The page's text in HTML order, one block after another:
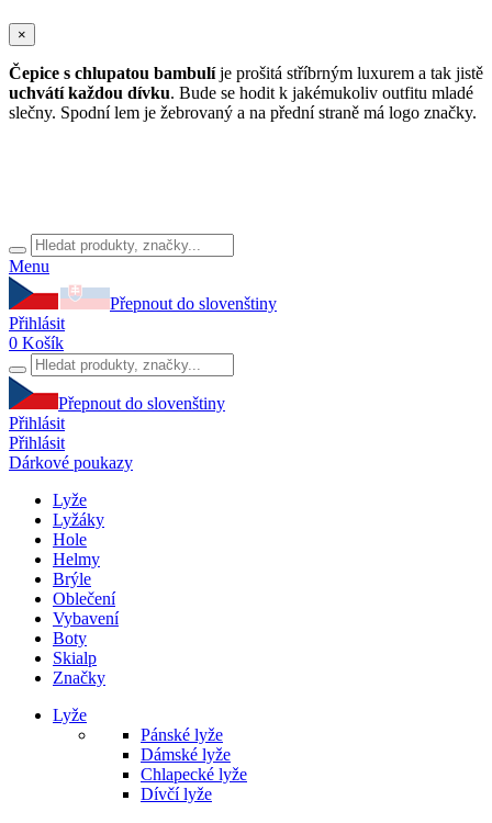
×
Čepice s chlupatou bambulíje prošitá stříbrným luxurem a tak jistě
uchvátí každou dívku. Bude se hodit k jakémukoliv outfitu mladé
slečny. Spodní lem je žebrovaný a na přední straně má logo značky.
Menu
Přepnout do slovenštiny
Přihlásit
0 Košík
Přepnout do slovenštiny
Přihlásit
Přihlásit
Dárkové poukazy
Lyže
Lyžáky
Hole
Helmy
Brýle
Oblečení
Vybavení
Boty
Skialp
Značky
Lyže
Pánské lyže
Dámské lyže
Chlapecké lyže
Dívčí lyže